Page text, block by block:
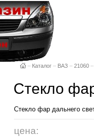
– Каталог – ВАЗ – 21060 –
Стекло
Стекло фар дальнего
цена: